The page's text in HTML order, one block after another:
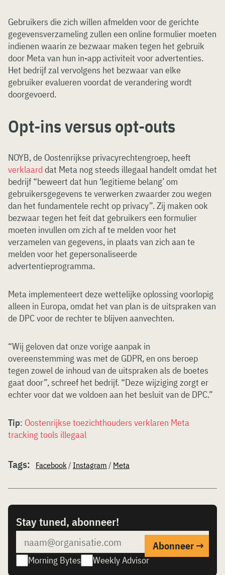
Gebruikers die zich willen afmelden voor de gerichte
gegevensverzameling zullen een online formulier moeten
indienen waarin ze bezwaar maken tegen het gebruik
door Meta van hun in-app activiteit voor advertenties.
Het bedrijf zal vervolgens het bezwaar van elke
gebruiker evalueren voordat de verandering wordt
doorgevoerd.
Opt-ins versus opt-outs
NOYB, de Oostenrijkse privacyrechtengroep, heeft
verklaard dat Meta nog steeds illegaal handelt omdat het
bedrijf “beweert dat hun ‘legitieme belang’ om
gebruikersgegevens te verwerken zwaarder zou wegen
dan het fundamentele recht op privacy”. Zij maken ook
bezwaar tegen het feit dat gebruikers een formulier
moeten invullen om zich af te melden voor het
verzamelen van gegevens, in plaats van zich aan te
melden voor het gepersonaliseerde
advertentieprogramma.
Meta implementeert deze wettelijke oplossing voorlopig
alleen in Europa, omdat het van plan is de uitspraken van
de DPC voor de rechter te blijven aanvechten.
“Wij geloven dat onze vorige aanpak in
overeenstemming was met de GDPR, en ons beroep
tegen zowel de inhoud van de uitspraken als de boetes
gaat door”, schreef het bedrijf. “Deze wijziging zorgt er
echter voor dat we voldoen aan het besluit van de DPC.”
Tip: Oostenrijkse toezichthouders verklaren Meta
tracking tools illegaal
Tags: Facebook/ Instagram / Meta
Stay tuned, abonneer!
Morning Bytes Weekly Advisor